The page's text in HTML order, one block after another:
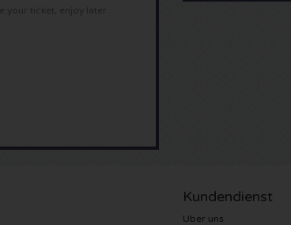
Kundendienst
Uber uns